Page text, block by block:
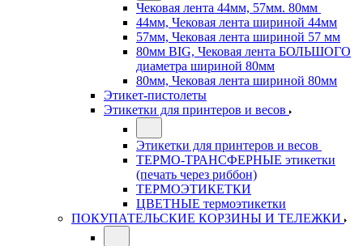
Чековая лента 44мм, 57мм. 80мм
44мм, Чековая лента шириной 44мм
57мм, Чековая лента шириной 57 мм
80мм BIG, Чековая лента БОЛЬШОГО
диаметра шириной 80мм
80мм, Чековая лента шириной 80мм
Этикет-пистолеты
Этикетки для принтеров и весов
Этикетки для принтеров и весов
ТЕРМО-ТРАНСФЕРНЫЕ этикетки
(печать через риббон)
ТЕРМОЭТИКЕТКИ
ЦВЕТНЫЕ термоэтикетки
ПОКУПАТЕЛЬСКИЕ КОРЗИНЫ И ТЕЛЕЖКИ